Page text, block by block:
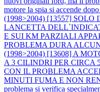
motore la spia si accende
(1998>2004) [13557]
LANCETTA
E SUI KM PARZIALI
PROBLEMA DURA
(1998>2004) [13608] A
A 3 CILINDRI PER CIRCA
CON IL PROBLEMA
MINUTI FUMA E NON
problema si verifica